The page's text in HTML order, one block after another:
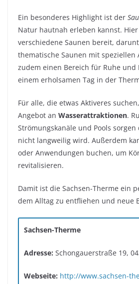
Ein besonderes Highlight ist der
Natur hautnah erleben kannst.
verschiedene Saunen bereit,
thematische Saunen mit speziellen
zudem einen Bereich für Ruhe und
einem erholsamen Tag in der
Für alle, die etwas Aktiveres
Angebot an Wasserattraktionen.
Strömungskanäle und Pools
nicht langweilig wird. Außerdem
oder Anwendungen buchen, um
revitalisieren.
Damit ist die Sachsen-Therme ein
dem Alltag zu entfliehen und neue
Sachsen-Therme
Adresse: Schongauerstraße 19,
Webseite: http://www.sachsen-